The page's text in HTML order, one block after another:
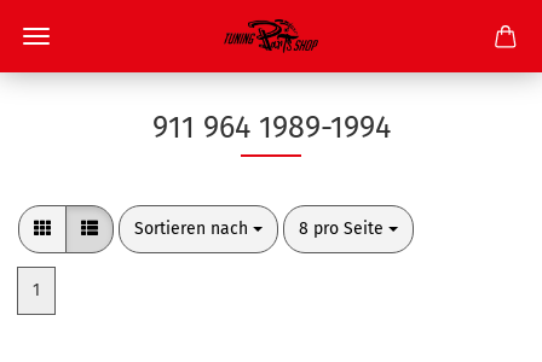
911 964 1989-1994
Sortieren nach
Sortieren nach 8 pro Seite
pro Seite
1